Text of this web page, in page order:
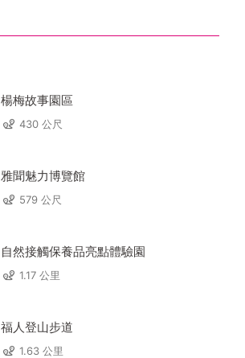
楊梅故事園區
430 公尺
雅聞魅力博覽館
579 公尺
自然接觸保養品亮點體驗園
1.17 公里
福人登山步道
1.63 公里